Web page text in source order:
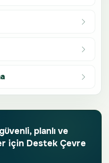
planlı ve
için Destek Çevre